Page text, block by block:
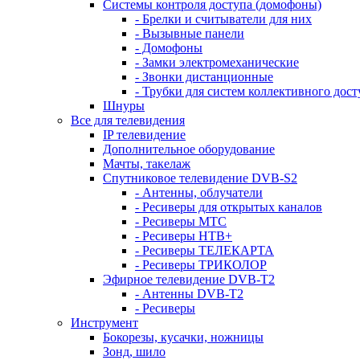
Системы контроля доступа (домофоны)
- Брелки и считыватели для них
- Вызывные панели
- Домофоны
- Замки электромеханические
- Звонки дистанционные
- Трубки для систем коллективного
Шнуры
Все для телевидения
IP телевидение
Дополнительное оборудование
Мачты, такелаж
Спутниковое телевидение DVB-S2
- Антенны, облучатели
- Ресиверы для открытых каналов
- Ресиверы МТС
- Ресиверы НТВ+
- Ресиверы ТЕЛЕКАРТА
- Ресиверы ТРИКОЛОР
Эфирное телевидение DVB-T2
- Антенны DVB-T2
- Ресиверы
Инструмент
Бокорезы, кусачки, ножницы
Зонд, шило